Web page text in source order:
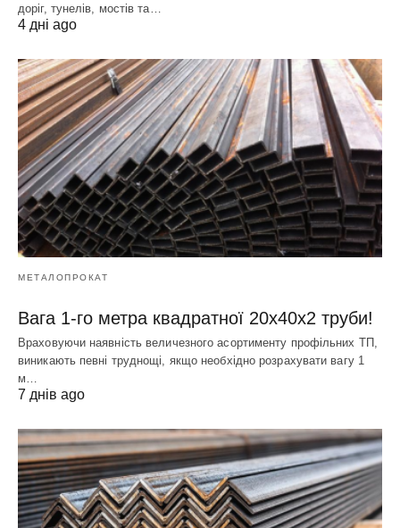
доріг, тунелів, мостів та…
4 дні ago
МЕТАЛОПРОКАТ
Вага 1-го метра квадратної 20х40х2 труби!
Враховуючи наявність величезного асортименту профільних ТП,
виникають певні труднощі, якщо необхідно розрахувати вагу 1
м…
7 днів ago